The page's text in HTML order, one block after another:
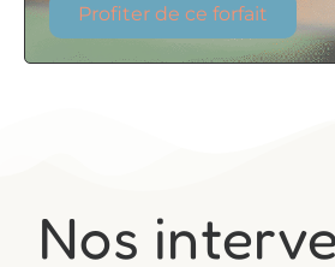
Profiter de ce forfait
Nos